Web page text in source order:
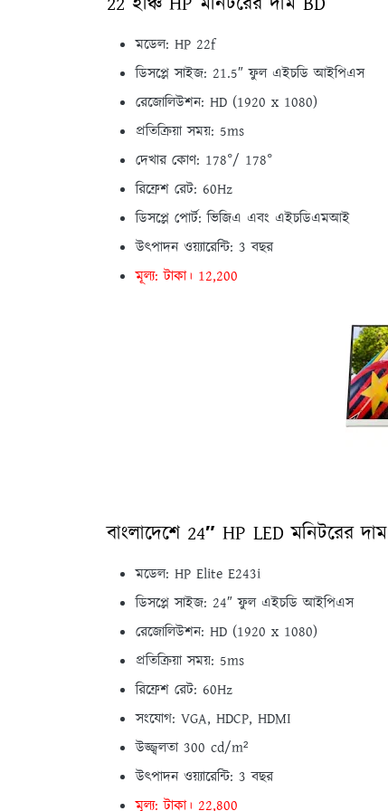
মডেল: HP 22f
ডিসপ্লে সাইজ: 21.5″ ফুল এইচডি আইপিএস
রেজোলিউশন: HD (1920 x 1080)
প্রতিক্রিয়া সময়: 5ms
দেখার কোণ: 178°/ 178°
রিফ্রেশ রেট: 60Hz
ডিসপ্লে পোর্ট: ভিজিএ এবং এইচডিএমআই
উত্পাদন ওয়্যারেন্টি: 3 বছর
মূল্য: টাকা। 12,200
বাংলাদেশে 24″ HP LED মনিটরের দাম
মডেল: HP Elite E243i
ডিসপ্লে সাইজ: 24″ ফুল এইচডি আইপিএস
রেজোলিউশন: HD (1920 x 1080)
প্রতিক্রিয়া সময়: 5ms
রিফ্রেশ রেট: 60Hz
সংযোগ: VGA, HDCP, HDMI
উজ্জ্বলতা 300 cd/m²
উত্পাদন ওয়্যারেন্টি: 3 বছর
মূল্য: টাকা। 22,800